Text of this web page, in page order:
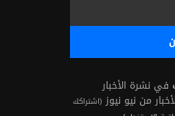
في نشرة الأخبار
من نيو نيوز (اشتراكك